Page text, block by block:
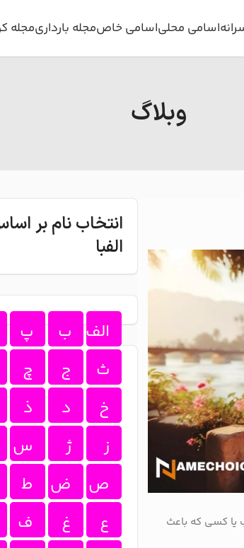
اسامی محلیاسامی خاصمجله بارداریمجله
وبلاگ
یا کسی که باعث
انتخاب نام بر
الفبا
الف ب
پ
ث
ج
چ
خ
د
ذ
ز
ژ
س
ص
ض
ط
ع
غ
ف